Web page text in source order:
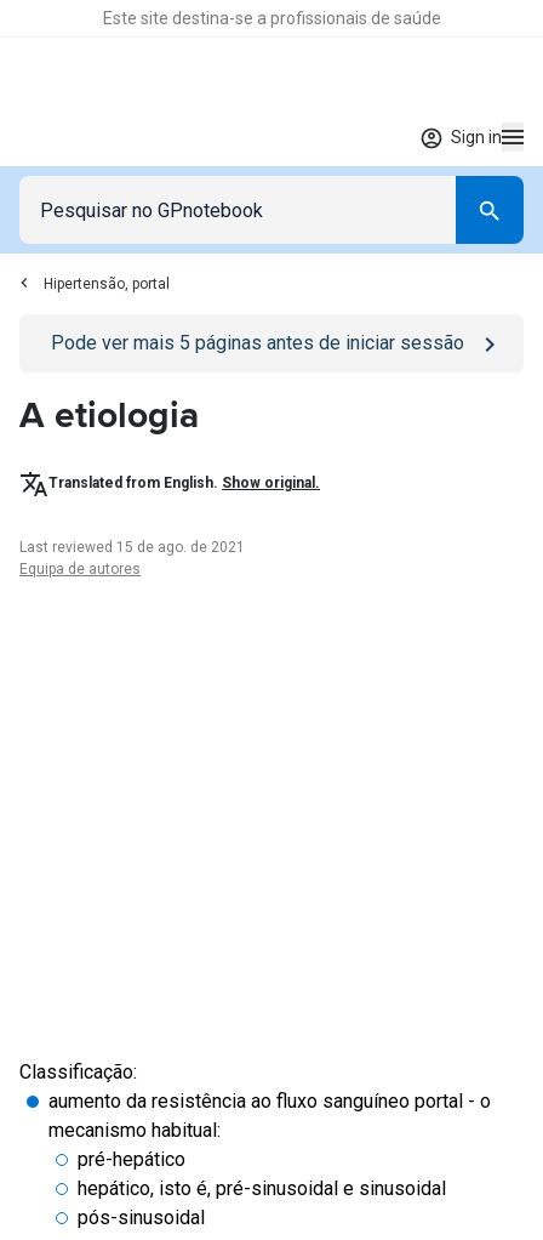
Este site destina-se a profissionais de saúde
Sign in
Hipertensão, portal
Go to/sign-inpage
Pode ver mais 5 páginas antes de iniciar sessão
A etiologia
Translated from English. Show original.
Last reviewed 15 de ago. de 2021
Equipa de autores
Classificação:
aumento da resistência ao fluxo sanguíneo portal - o
mecanismo habitual:
pré-hepático
hepático, isto é, pré-sinusoidal e sinusoidal
pós-sinusoidal